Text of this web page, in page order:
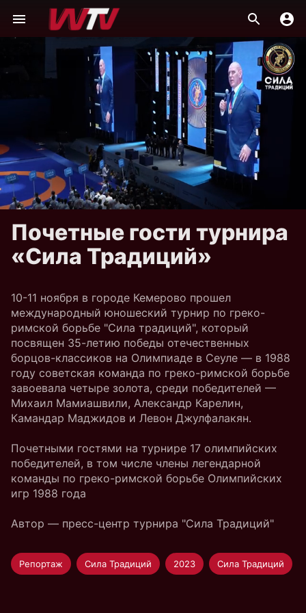
Почетные гости турнира
«Сила Традиций»
10-11 ноября в городе Кемерово прошел
международный юношеский турнир по греко-
римской борьбе "Сила традиций", который
посвящен 35-летию победы отечественных
борцов-классиков на Олимпиаде в Сеуле — в 1988
году советская команда по греко-римской борьбе
завоевала четыре золота, среди победителей —
Михаил Мамиашвили, Александр Карелин,
Камандар Маджидов и Левон Джулфалакян.
Почетными гостями на турнире 17 олимпийских
победителей, в том числе члены легендарной
команды по греко-римской борьбе Олимпийских
игр 1988 года
Автор — пресс-центр турнира "Сила Традиций"
Репортаж Сила Традиций 2023 Сила Традиций